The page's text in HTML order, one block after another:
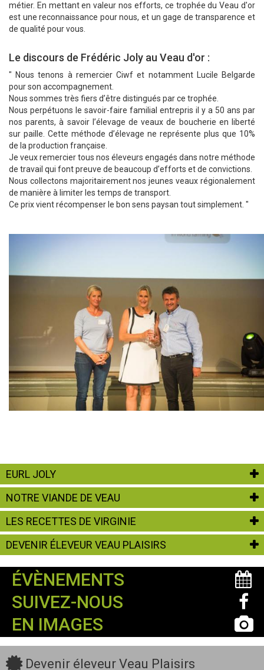
métier. En mettant en valeur nos efforts, ce trophée du Veau d'or
est une reconnaissance pour nous, et un gage de transparence et
de qualité pour vous.
Le discours de Frédéric Joly au Veau d'or :
" Nous tenons à remercier Ciwf et notamment Lucile Belgarde
pour son accompagnement.
Nous sommes très fiers d’être distingués par ce trophée.
Nous perpétuons le savoir-faire familial entrepris il y a 50 ans par
nos parents, à savoir l’élevage de veaux de boucherie en liberté
sur paille. Cette méthode d’élevage ne représente plus que 10%
de la production française.
Je veux remercier tous nos éleveurs engagés dans notre méthode
de travail qui font preuve de beaucoup d’efforts et de convictions.
Nous collectons majoritairement nos jeunes veaux régionalement
de manière à limiter les temps de transport.
Ce prix vient récompenser le bon sens paysan tout simplement. "
EURL JOLY
NOTRE VIANDE DE VEAU
LES RECETTES DE VIRGINIE
DEVENIR ÉLEVEUR VEAU PLAISIRS
ÉVÈNEMENTS
SUIVEZ-NOUS
EN IMAGES
Devenir éleveur Veau Plaisirs